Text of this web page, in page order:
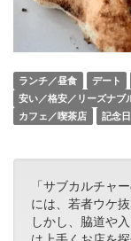
ランチ／昼食 デート
安い／格安／リーズナブ
カフェ／喫茶店
記念
「サブカルチャ
には、若者ウケ
しかし、脇道や